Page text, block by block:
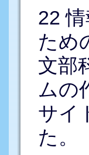
22
ため
文部
ムの
サイ
た。